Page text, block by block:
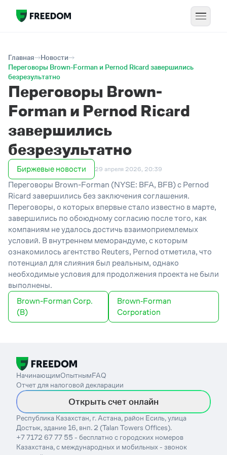
Главная
Новости
Переговоры Brown-Forman и Pernod Ricard завершились
безрезультатно
Переговоры Brown-
Forman и Pernod Ricard
завершились
безрезультатно
Биржевые новости 29 апреля 2026, 20:39
Переговоры Brown-Forman (NYSE: BFA, BFB) с Pernod
Ricard завершились без заключения соглашения.
Переговоры, о которых впервые стало известно в марте,
завершились по обоюдному согласию после того, как
компаниям не удалось достичь взаимоприемлемых
условий. В внутреннем меморандуме, с которым
ознакомилось агентство Reuters, Pernod отметила, что
потенциал для слияния был реальным, однако
необходимые условия для продолжения проекта не были
выполнены.
Brown-Forman Corp.
(B)
Brown‑Forman
Corporation
НачинающимОпытнымFAQ
Отчет для налоговой декларации
Открыть счет онлайн
Республика Казахстан, г. Астана, район Есиль, улица
Достык, здание 16, внп. 2 (Talan Towers Offices).
+7 7172 67 77 55 - бесплатно с городских номеров
Казахстана, с международных и мобильных - звонок